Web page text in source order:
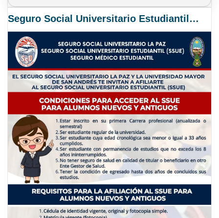
Seguro Social Universitario Estudiantil SSUE